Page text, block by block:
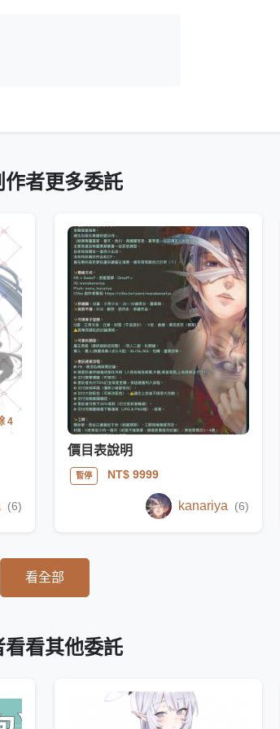
作者更多委託
4
(6)
價目表說明
暫停 NT$ 9999
kanariya (6)
看全部
看看其他委託